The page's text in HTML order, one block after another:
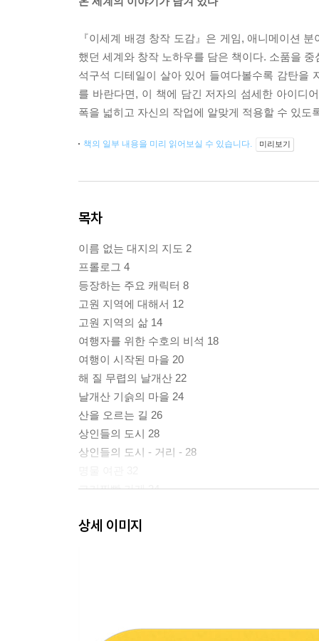
『이세계 배경 창작 도감』은 게임, 애니메이션
했던 세계와 창작 노하우를 담은 책이다. 소품을
석구석 디테일이 살아 있어 들여다볼수록 감탄을
를 바란다면, 이 책에 담긴 저자의 섬세한 아이디
폭을 넓히고 자신의 작업에 알맞게 적용할 수 있도
책의 일부 내용을 미리 읽어보실 수 있습니다. 미리보기
목차
이름 없는 대지의 지도 2
프롤로그 4
등장하는 주요 캐릭터 8
고원 지역에 대해서 12
고원 지역의 삶 14
여행자를 위한 수호의 비석 18
여행이 시작된 마을 20
해 질 무렵의 날개산 22
날개산 기슭의 마을 24
산을 오르는 길 26
상인들의 도시 28
상인들의 도시 - 거리 - 28
고기찐빵 가게 34
명물 고기찐빵 39
상인들의 휴대 식량과 차 49
상세 이미지